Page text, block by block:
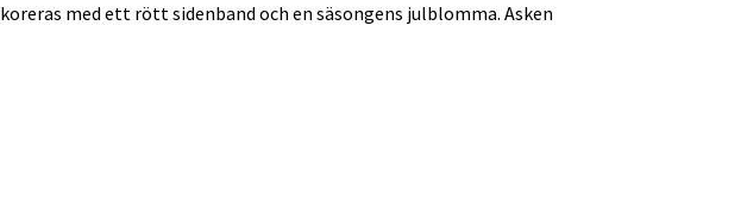
med ett rött sidenband och en säsongens julblomma. Asken